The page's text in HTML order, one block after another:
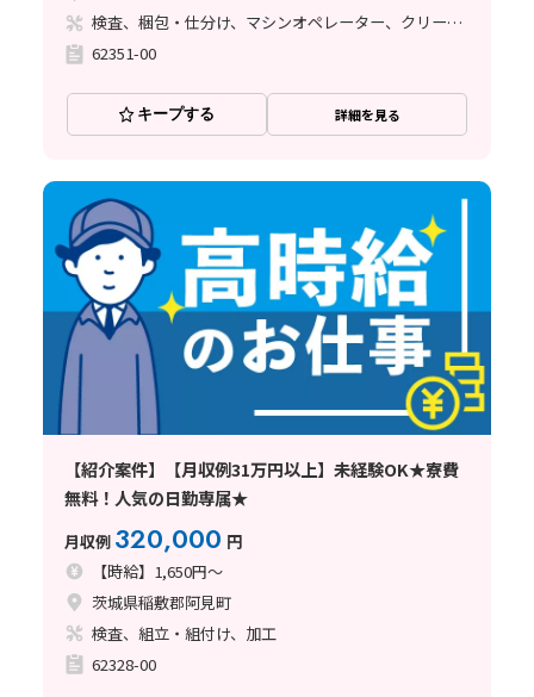
検査、梱包・仕分け、マシンオペレーター、クリーンルーム
62351-00
キープする 詳細を見る
【紹介案件】【月収例31万円以上】未経験OK★寮費
無料！人気の日勤専属★
月収例 320,000 円
【時給】1,650円～
茨城県稲敷郡阿見町
検査、組立・組付け、加工
62328-00